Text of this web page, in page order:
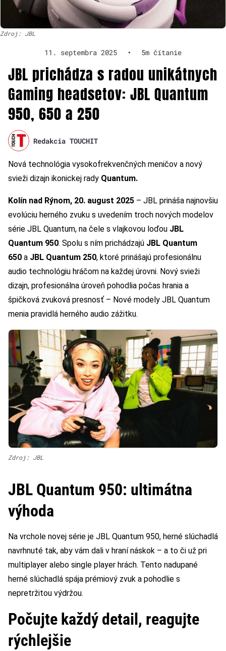
Zdroj: JBL
11. septembra 2025 • 5m čítanie
JBL prichádza s radou unikátnych
Gaming headsetov: JBL Quantum
950, 650 a 250
Redakcia TOUCHIT
Nová technológia vysokofrekvenčných meničov a nový
svieži dizajn ikonickej rady Quantum.
Kolín nad Rýnom, 20. august 2025 – JBL prináša najnovšiu
evolúciu herného zvuku s uvedením troch nových modelov
série JBL Quantum, na čele s vlajkovou loďou JBL
Quantum 950. Spolu s ním prichádzajú JBL Quantum
650 a JBL Quantum 250, ktoré prinášajú profesionálnu
audio technológiu hráčom na každej úrovni. Nový svieži
dizajn, profesionálna úroveň pohodlia počas hrania a
špičková zvuková presnosť – Nové modely JBL Quantum
menia pravidlá herného audio zážitku.
Zdroj: JBL
JBL Quantum 950: ultimátna
výhoda
Na vrchole novej série je JBL Quantum 950, herné slúchadlá
navrhnuté tak, aby vám dali v hraní náskok – a to či už pri
multiplayer alebo single player hrách. Tento nadupané
herné slúchadlá spája prémiový zvuk a pohodlie s
nepretržitou výdržou.
Počujte každý detail, reagujte
rýchlejšie